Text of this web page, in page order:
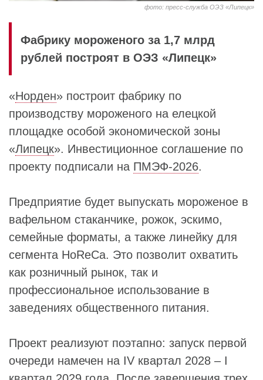
фото: пресс-служба ОЭЗ «Липецк»
Фабрику мороженого за 1,7 млрд
рублей построят в ОЭЗ «Липецк»
«Норден» построит фабрику по
производству мороженого на елецкой
площадке особой экономической зоны
«Липецк». Инвестиционное соглашение по
проекту подписали на ПМЭФ-2026.
Предприятие будет выпускать мороженое в
вафельном стаканчике, рожок, эскимо,
семейные форматы, а также линейку для
сегмента HoReCa. Это позволит охватить
как розничный рынок, так и
профессиональное использование в
заведениях общественного питания.
Проект реализуют поэтапно: запуск первой
очереди намечен на IV квартал 2028 – I